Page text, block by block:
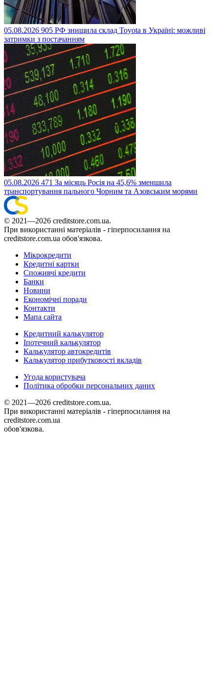
05.08.2026 905 РФ знищила склад Toyota в Україні: можливі
затримки з постачанням
05.08.2026 471 За місяць Росія на 45,6% зменшила
транспортування пального Чорним та Азовським морями
© 2021—2026 creditstore.com.ua.
При використанні матеріалів - гіперпосилання на
creditstore.com.ua обов'язкова.
Мікрокредити
Кредитні картки
Споживчі кредити
Банки
Новини
Економічні поради
Контакти
Мапа сайта
Кредитний калькулятор
Іпотечний калькулятор
Калькулятор автокредитів
Калькулятор прибутковості вкладів
Угода користувача
Політика обробки персональних даних
© 2021—2026 creditstore.com.ua.
При використанні матеріалів - гіперпосилання на
creditstore.com.ua
обов'язкова.